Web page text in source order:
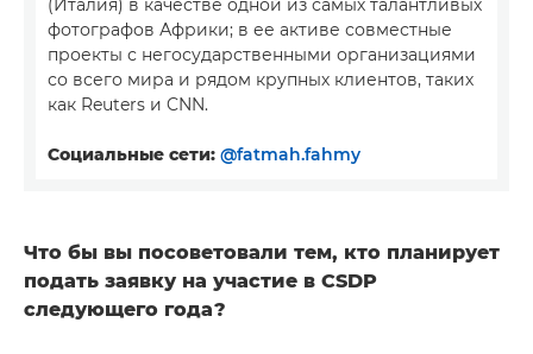
(Италия) в качестве одной из самых талантливых
фотографов Африки; в ее активе совместные
проекты с негосударственными организациями
со всего мира и рядом крупных клиентов, таких
как Reuters и CNN.
Социальные сети: @fatmah.fahmy
Что бы вы посоветовали тем, кто планирует
подать заявку на участие в CSDP
следующего года?